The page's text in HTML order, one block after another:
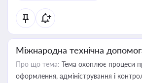
Міжнародна технічна
Про що тема: Тема охоплює процеси
оформлення, адміністрування і